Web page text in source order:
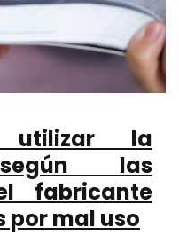
utilizar la
las
fabricante
por mal uso